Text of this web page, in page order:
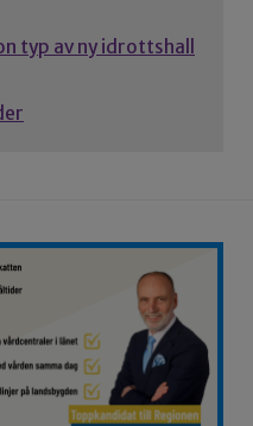
typ av ny idrottshall